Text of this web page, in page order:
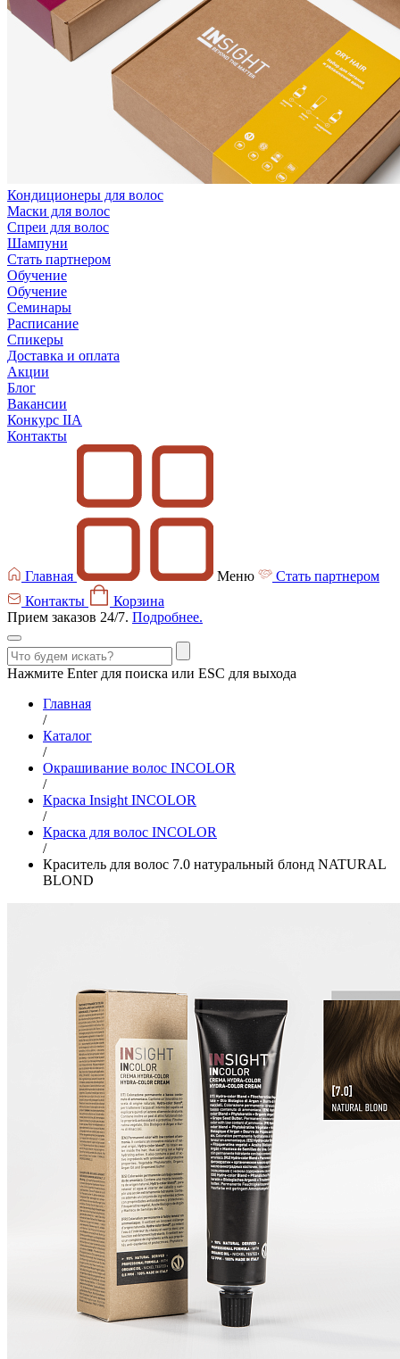
Кондиционеры для волос
Маски для волос
Спреи для волос
Шампуни
Стать партнером
Обучение
Обучение
Семинары
Расписание
Спикеры
Доставка и оплата
Акции
Блог
Вакансии
Конкурс IIA
Контакты
Главная Меню
Стать партнером
Контакты
Корзина
Прием заказов 24/7. Подробнее.
Нажмите Enter для поиска или ESC для выхода
Главная
/
Каталог
/
Окрашивание волос INCOLOR
/
Краска Insight INCOLOR
/
Краска для волос INCOLOR
/
Краситель для волос 7.0 натуральный блонд NATURAL
BLOND